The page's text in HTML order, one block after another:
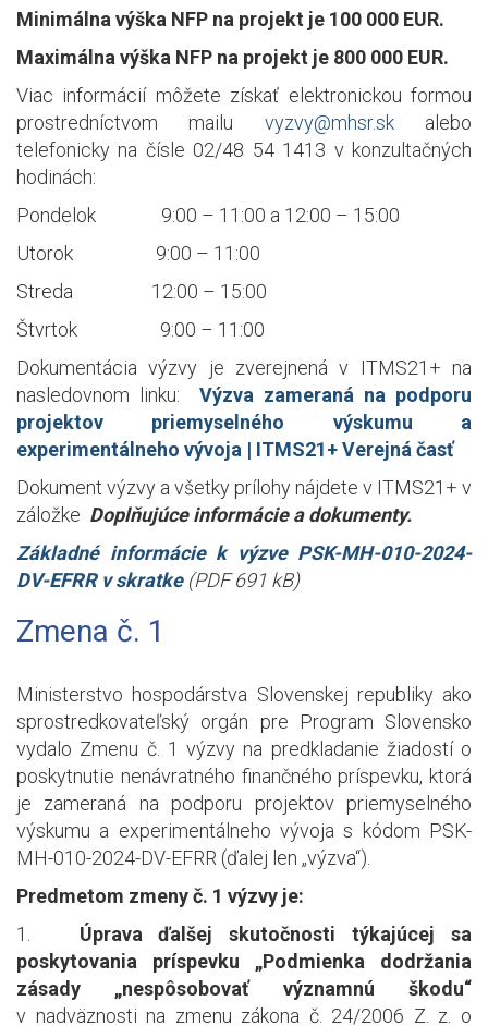
Minimálna výška NFP na projekt je 100 000 EUR.
Maximálna výška NFP na projekt je 800 000 EUR.
Viac informácií môžete získať elektronickou formou
prostredníctvom mailu vyzvy@mhsr.skalebo
telefonicky na čísle 02/48 54 1413 v konzultačných
hodinách:
Pondelok 9:00 – 11:00 a 12:00 – 15:00
Utorok 9:00 – 11:00
Streda 12:00 – 15:00
Štvrtok 9:00 – 11:00
Dokumentácia výzvy je zverejnená v ITMS21+ na
nasledovnom linku: Výzva zameraná na podporu
projektov priemyselného výskumu a
experimentálneho vývoja | ITMS21+ Verejná časť
Dokument výzvy a všetky prílohy nájdete v ITMS21+ v
záložke Doplňujúce informácie a dokumenty.
Základné informácie k výzve PSK-MH-010-2024-
DV-EFRR v skratke (PDF 691 kB)
Zmena č. 1
Ministerstvo hospodárstva Slovenskej republiky ako
sprostredkovateľský orgán pre Program Slovensko
vydalo Zmenu č. 1 výzvy na predkladanie žiadostí o
poskytnutie nenávratného finančného príspevku, ktorá
je zameraná na podporu projektov priemyselného
výskumu a experimentálneho vývoja s kódom PSK-
MH-010-2024-DV-EFRR (ďalej len „výzva“).
Predmetom zmeny č. 1 výzvy je:
1. Úprava ďalšej skutočnosti týkajúcej sa
poskytovania príspevku „Podmienka dodržania
zásady „nespôsobovať významnú škodu“
v nadväznosti na zmenu zákona č. 24/2006 Z. z. o